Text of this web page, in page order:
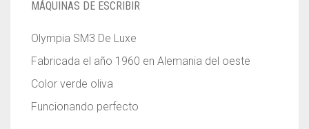
MÁQUINAS DE ESCRIBIR
Olympia SM3 De Luxe
Fabricada el año 1960 en Alemania del oeste
Color verde oliva
Funcionando perfecto